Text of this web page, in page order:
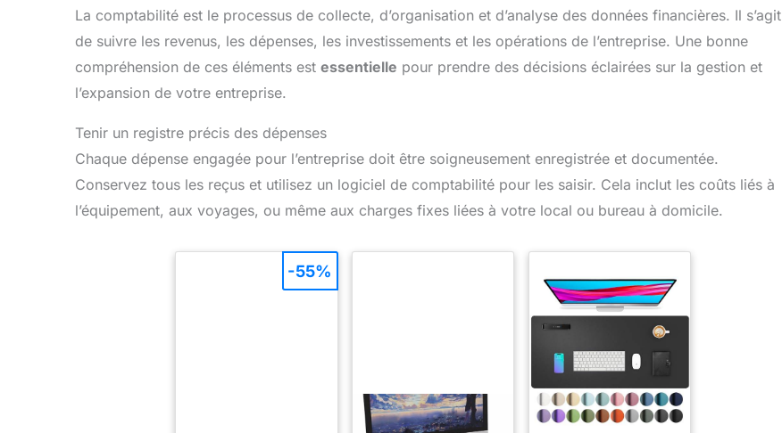
La comptabilité est le processus de collecte, d’organisation et d’analyse des données financières. Il s’agit
de suivre les revenus, les dépenses, les investissements et les opérations de l’entreprise. Une bonne
compréhension de ces éléments est essentielle pour prendre des décisions éclairées sur la gestion et
l’expansion de votre entreprise.
Tenir un registre précis des dépenses
Chaque dépense engagée pour l’entreprise doit être soigneusement enregistrée et documentée.
Conservez tous les reçus et utilisez un logiciel de comptabilité pour les saisir. Cela inclut les coûts liés à
l’équipement, aux voyages, ou même aux charges fixes liées à votre local ou bureau à domicile.
-55%